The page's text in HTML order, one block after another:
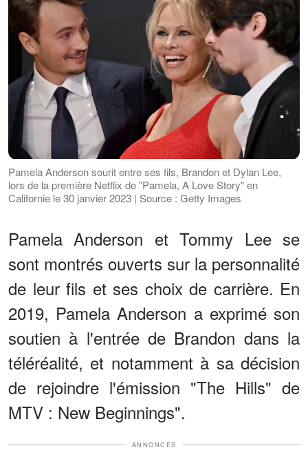
Pamela Anderson sourit entre ses fils, Brandon et Dylan Lee,
lors de la première Netflix de "Pamela, A Love Story" en
Californie le 30 janvier 2023 | Source : Getty Images
Pamela Anderson et Tommy Lee se
sont montrés ouverts sur la personnalité
de leur fils et ses choix de carrière. En
2019, Pamela Anderson a exprimé son
soutien à l'entrée de Brandon dans la
téléréalité, et notamment à sa décision
de rejoindre l'émission "The Hills" de
MTV : New Beginnings".
ANNONCES